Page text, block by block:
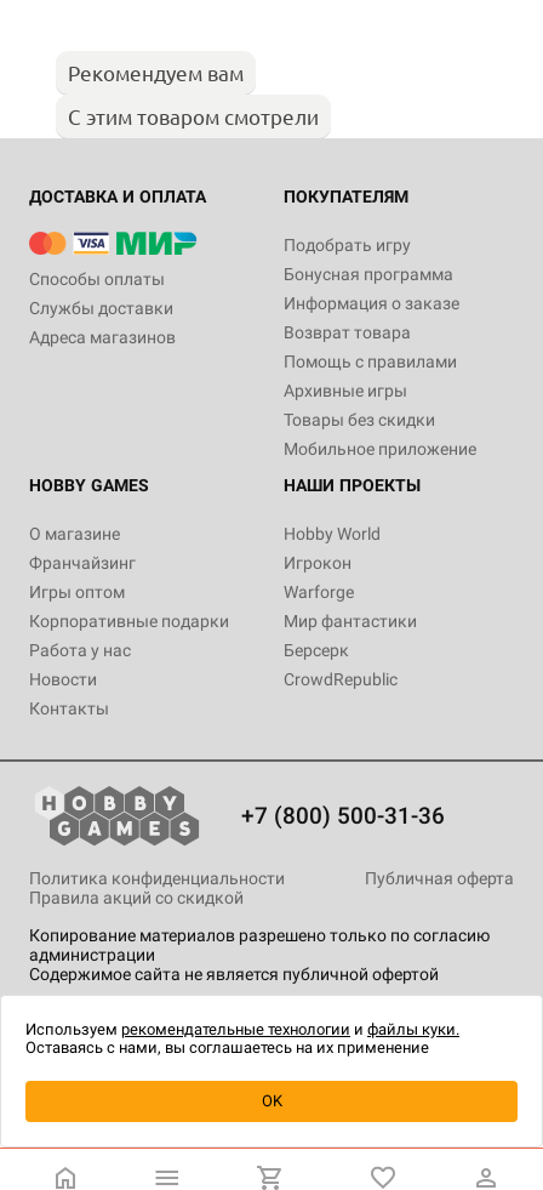
Уведомить о наличии
Рекомендуем вам
С этим товаром смотрели
ДОСТАВКА И ОПЛАТА
Способы оплаты
Службы доставки
Адреса магазинов
ПОКУПАТЕЛЯМ
Подобрать игру
Бонусная программа
Информация о заказе
Возврат товара
Помощь с правилами
Архивные игры
Товары без скидки
Мобильное приложение
HOBBY GAMES
О магазине
Франчайзинг
Игры оптом
Корпоративные подарки
Работа у нас
Новости
Контакты
НАШИ ПРОЕКТЫ
Hobby World
Игрокон
Warforge
Мир фантастики
Берсерк
CrowdRepublic
+7 (800) 500-31-36
Копирование материалов разрешено только по согласию
администрации
Содержимое сайта не является публичной офертой
Политика конфиденциальности
Публичная оферта
Правила акций со скидкой
технологии.
Используем рекомендательные технологии и файлы куки.
Оставаясь с нами, вы соглашаетесь на их применение
OK